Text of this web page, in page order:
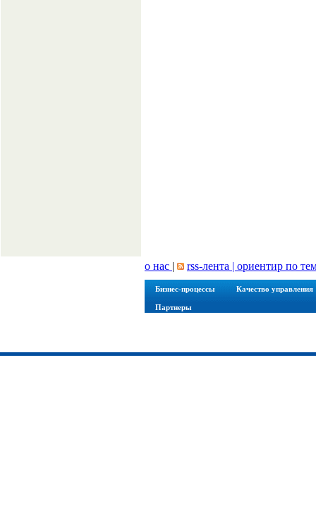
о нас | rss-лента | ориентир по
Бизнес-процессы Качество управления
Партнеры